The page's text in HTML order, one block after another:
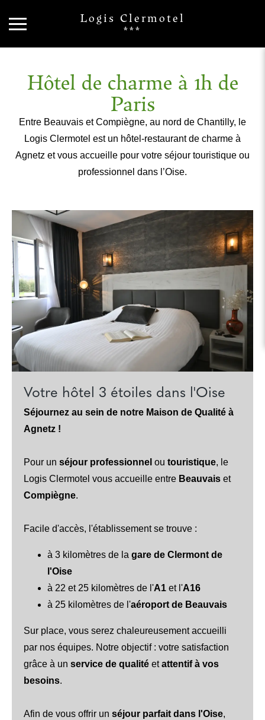
Logis Clermotel
***
Hôtel de charme à 1h de
Paris
Entre Beauvais et Compiègne, au nord de Chantilly, le
Logis Clermotel est un hôtel-restaurant de charme à
Agnetz et vous accueille pour votre séjour touristique ou
professionnel dans l’Oise.
Votre hôtel 3 étoiles dans l'Oise
Séjournez au sein de notre Maison de Qualité à
Agnetz !
Pour un séjour professionnel ou touristique, le
Logis Clermotel vous accueille entre Beauvais et
Compiègne.
Facile d'accès, l'établissement se trouve :
à 3 kilomètres de la gare de Clermont de
l'Oise
à 22 et 25 kilomètres de l'A1 et l'A16
à 25 kilomètres de l'aéroport de Beauvais
Sur place, vous serez chaleureusement accueilli
par nos équipes. Notre objectif : votre satisfaction
grâce à un service de qualité etattentif à vos
besoins.
Afin de vous offrir un séjour parfait dans l'Oise,